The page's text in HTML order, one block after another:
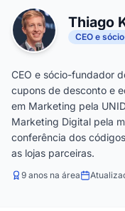
Thiago
CEO e
CEO e sócio-fundador
cupons de desconto e
em Marketing pela
Marketing Digital pela
conferência dos
as lojas parceiras.
9 anos na área